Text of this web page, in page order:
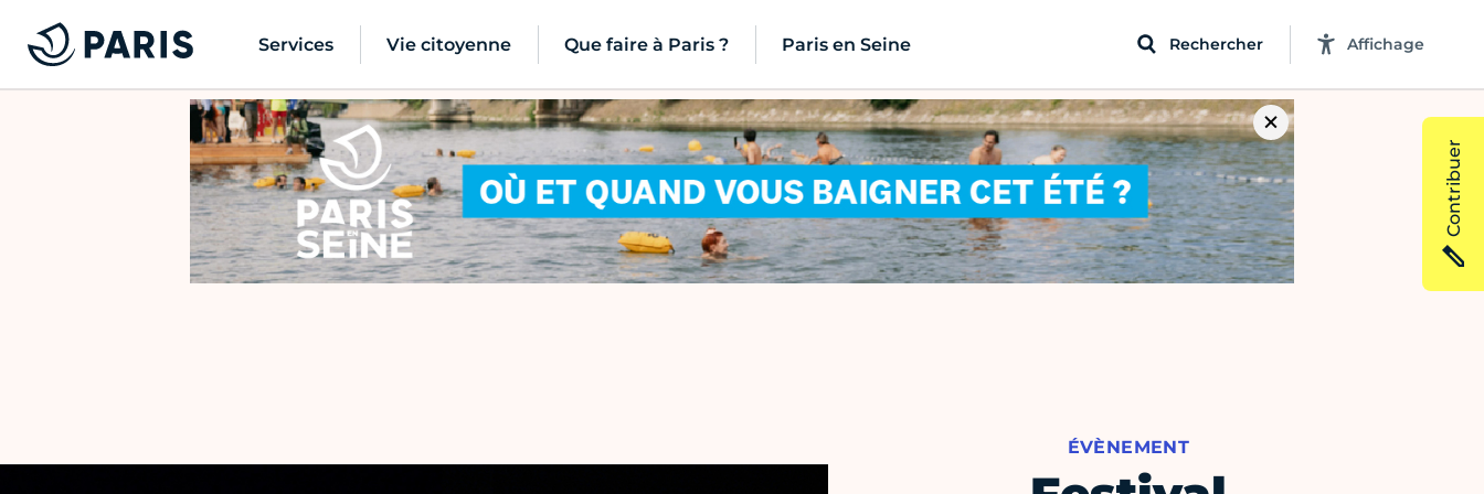
Services Vie citoyenne Que faire à Paris ? Paris en Seine Rechercher Affichage
ÉVÈNEMENT
Contribuer